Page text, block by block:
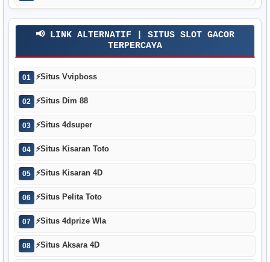
📢 LINK ALTERNATIF | SITUS SLOT GACOR
TERPERCAYA
01 ⚡Situs Vvipboss
02 ⚡Situs Dim 88
03 ⚡Situs 4dsuper
04 ⚡Situs Kisaran Toto
05 ⚡Situs Kisaran 4D
06 ⚡Situs Pelita Toto
07 ⚡Situs 4dprize Wla
08 ⚡Situs Aksara 4D